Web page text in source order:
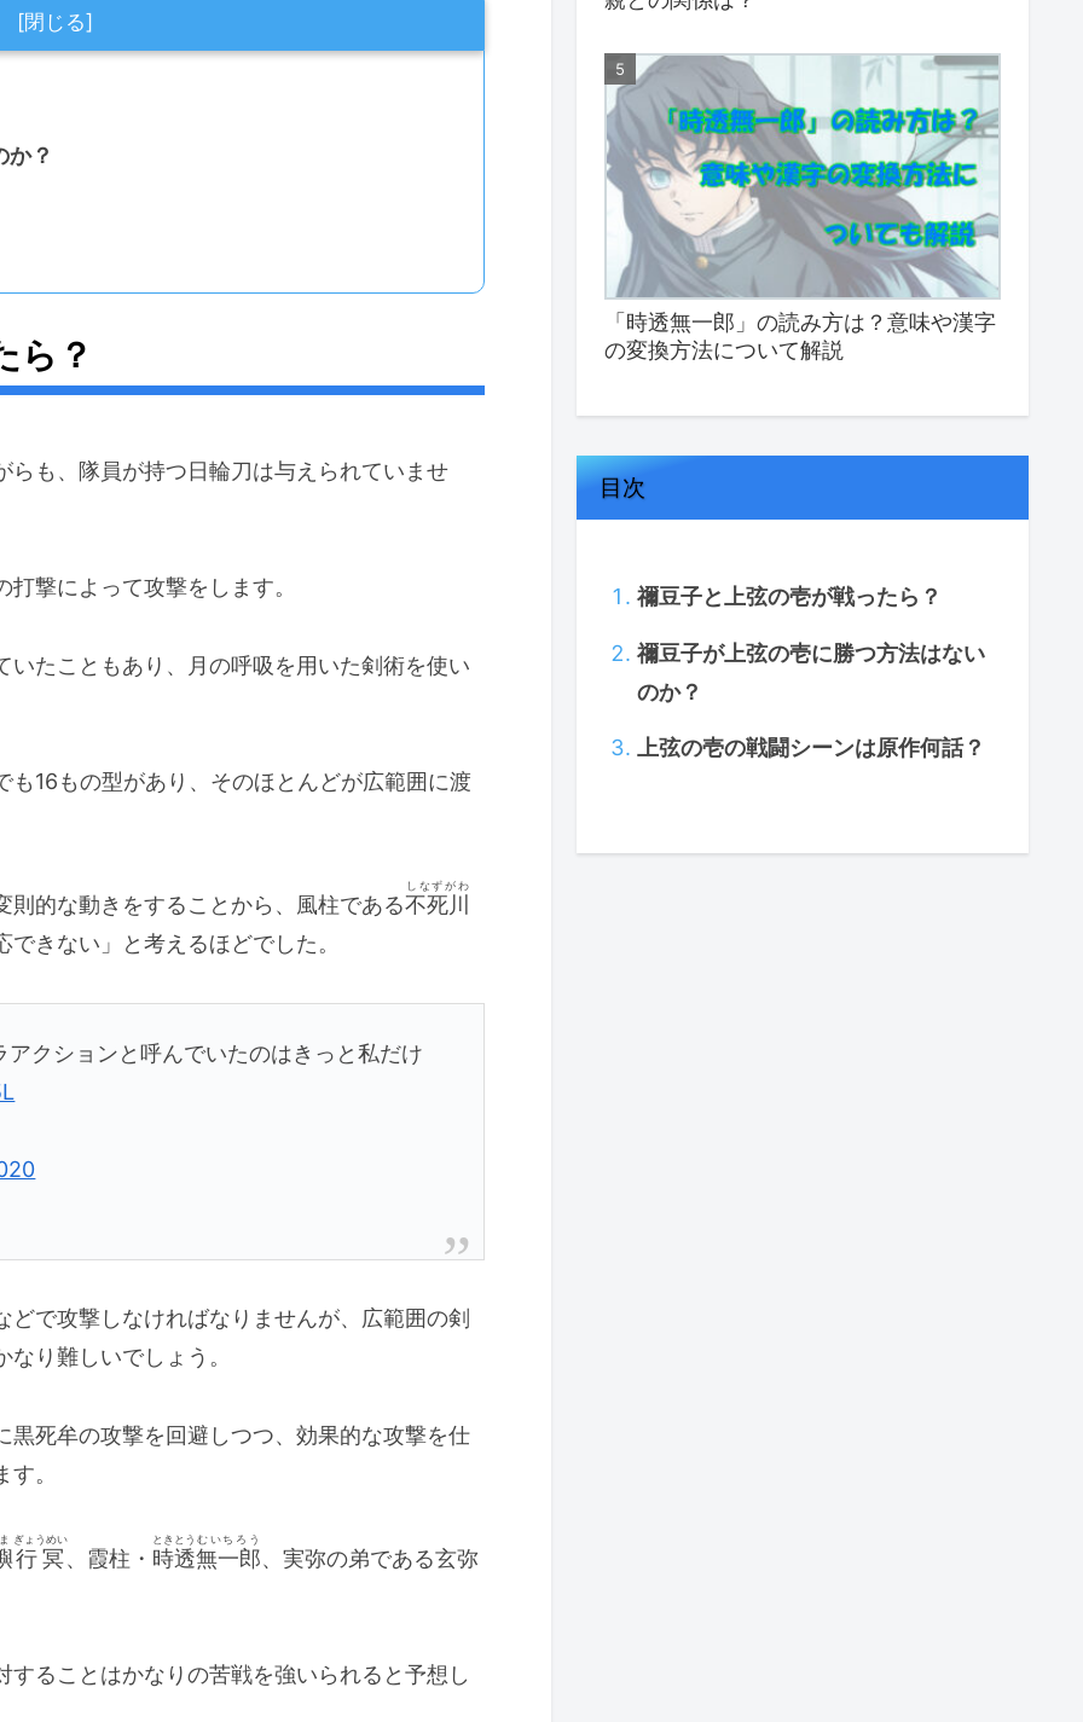
か？
ら？
も、隊員が持つ日輪刀は与えられていませ
撃によって攻撃をします。
たこともあり、月の呼吸を用いた剣術を使い
16もの型があり、そのほとんどが広範囲に渡
的な動きをすることから、風柱である不死川
しなずがわ
きない」と考えるほどでした。
クションと呼んでいたのはきっと私だけ
で攻撃しなければなりませんが、広範囲の剣
り難しいでしょう。
死牟の攻撃を回避しつつ、効果的な攻撃を仕
。
行冥
ぎょうめい
、霞柱・ 時透
ときとう
無一郎
むいちろう
、実弥の弟である玄弥
ることはかなりの苦戦を強いられると予想し
「時透無一郎」の読み方は？意味や漢字
の変換方法について解説
目次
禰豆子と上弦の壱が戦ったら？
禰豆子が上弦の壱に勝つ方法はない
のか？
上弦の壱の戦闘シーンは原作何話？